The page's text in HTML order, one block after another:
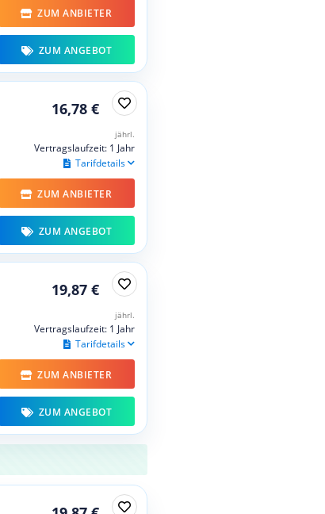
ZUM ANBIETER
ZUM ANGEBOT
16,78 €
jährl.
Vertragslaufzeit: 1 Jahr
Tarifdetails
ZUM ANBIETER
ZUM ANGEBOT
19,87 €
jährl.
Vertragslaufzeit: 1 Jahr
Tarifdetails
ZUM ANBIETER
ZUM ANGEBOT